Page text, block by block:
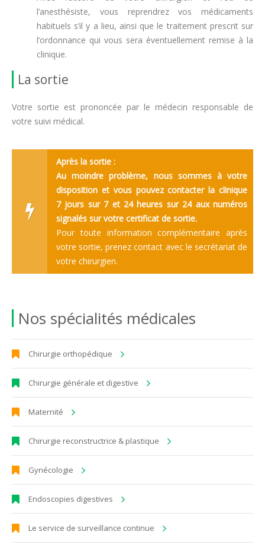
l’anesthésiste, vous reprendrez vos médicaments
habituels s’il y a lieu, ainsi que le traitement prescrit sur
l’ordonnance qui vous sera éventuellement remise à la
clinique.
La sortie
Votre sortie est prononcée par le médecin responsable de
votre suivi médical.
Après la sortie :
Au moindre problème, nous sommes à votre
disposition et vous pouvez contacter la clinique
7 jours sur 7 et 24 heures sur 24 aux numéros
signalés sur votre certificat de sortie.
Pour toute information complémentaire après
votre sortie, prenez contact avec le secrétariat de
votre chirurgien.
Nos spécialités médicales
Chirurgie orthopédique
Chirurgie générale et digestive
Maternité
Chirurgie reconstructrice & plastique
Gynécologie
Endoscopies digestives
Le service de surveillance continue